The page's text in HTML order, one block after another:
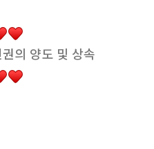
의 양도 및 상속